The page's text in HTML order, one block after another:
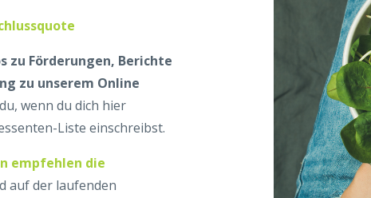
Förderungen, Berichte
zu unserem Online
du, wenn du dich hier
Liste einschreibst.
empfehlen die
auf der laufenden